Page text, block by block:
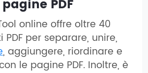
pagine PDF
online offre oltre 40
PDF per separare, unire,
, aggiungere, riordinare e
le pagine PDF. Inoltre, è